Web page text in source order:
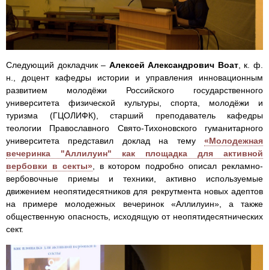
Следующий докладчик – Алексей Александрович Воат, к. ф.
н., доцент кафедры истории и управления инновационным
развитием молодёжи Российского государственного
университета физической культуры, спорта, молодёжи и
туризма (ГЦОЛИФК), старший преподаватель кафедры
теологии Православного Свято-Тихоновского гуманитарного
университета представил доклад на тему «Молодежная
вечеринка "Аллилуин" как площадка для активной
вербовки в секты» , в котором подробно описал рекламно-
вербовочные приемы и техники, активно используемые
движением неопятидесятников для рекрутмента новых адептов
на примере молодежных вечеринок «Аллилуин», а также
общественную опасность, исходящую от неопятидесятнических
сект.